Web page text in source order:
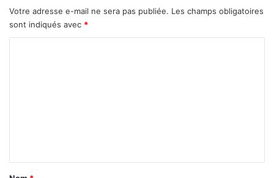
Votre adresse e-mail ne sera pas publiée. Les champs obligatoires
sont indiqués avec *
a